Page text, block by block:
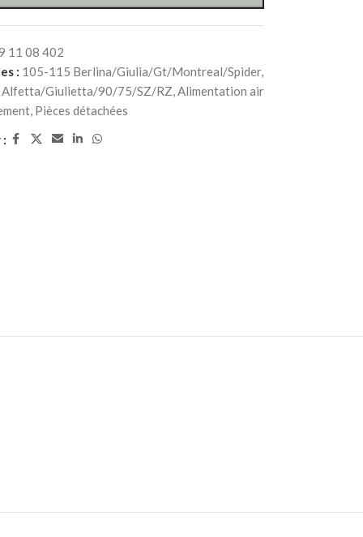
11 08 402
: 105-115 Berlina/Giulia/Gt/Montreal/Spider,
Giulietta/90/75/SZ/RZ,Alimentation air
, Pièces détachées